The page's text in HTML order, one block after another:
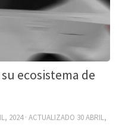
ecosistema de
2024· ACTUALIZADO 30 ABRIL,